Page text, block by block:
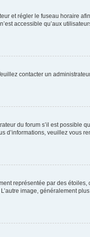
et régler le fuseau horaire
accessible qu’aux
contacter un
du forum s’il est possible
d’informations, veuillez vous
représentée par des étoiles,
image, généralement plus